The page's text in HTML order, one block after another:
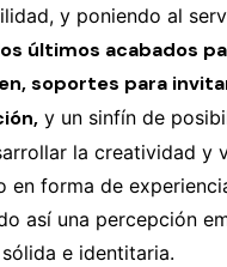
y poniendo al
últimos acabados
soportes para
y un sinfín de
la creatividad y
en forma de
así una percepción
e identitaria.